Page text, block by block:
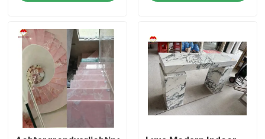
Thuis
Over ons
Contacten